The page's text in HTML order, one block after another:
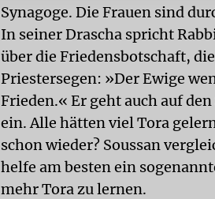
Synagoge. Die Frauen sind
In seiner Drascha spricht
über die Friedensbotschaft,
Priestersegen: »Der Ewige
Frieden.« Er geht auch auf
ein. Alle hätten viel Tora
schon wieder? Soussan
helfe am besten ein
mehr Tora zu lernen.